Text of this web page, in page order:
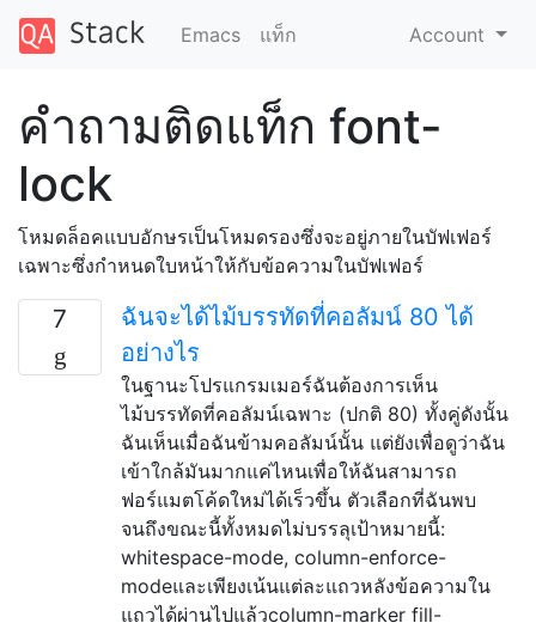
Emacs แท็ก Account
คำถามติดแท็ก font-
lock
โหมดล็อคแบบอักษรเป็นโหมดรองซึ่งจะอยู่ภายในบัฟเฟอร์
เฉพาะซึ่งกำหนดใบหน้าให้กับข้อความในบัฟเฟอร์
7
ฉันจะได้ไม้บรรทัดที่คอลัมน์ 80 ได้
อย่างไร
ในฐานะโปรแกรมเมอร์ฉันต้องการเห็น
ไม้บรรทัดที่คอลัมน์เฉพาะ (ปกติ 80) ทั้งคู่ดังนั้น
ฉันเห็นเมื่อฉันข้ามคอลัมน์นั้น แต่ยังเพื่อดูว่าฉัน
เข้าใกล้มันมากแค่ไหนเพื่อให้ฉันสามารถ
ฟอร์แมตโค้ดใหม่ได้เร็วขึ้น ตัวเลือกที่ฉันพบ
จนถึงขณะนี้ทั้งหมดไม่บรรลุเป้าหมายนี้:
whitespace-mode, column-enforce-
modeและเพียงเน้นแต่ละแถวหลังข้อความใน
แถวได้ผ่านไปแล้วcolumn-marker fill-